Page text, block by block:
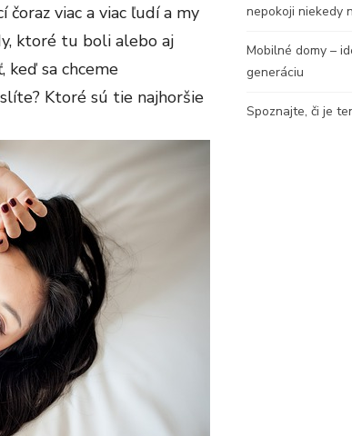
viac a viac ľudí a my
ktoré tu boli alebo aj
keď sa chceme
Ktoré sú tie najhoršie
nepokoji niekedy
Mobilné domy –
generáciu
Spoznajte, či je